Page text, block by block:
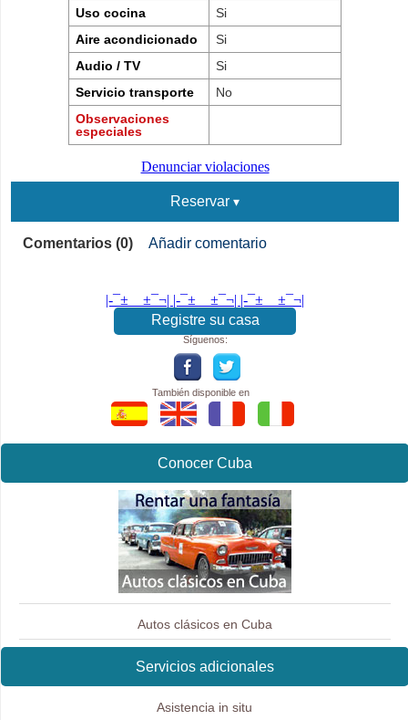
Uso cocina
Si
Aire acondicionado
Si
Audio / TV
Si
Servicio transporte
No
Observaciones
especiales
Denunciar violaciones
Reservar
Comentarios (0) Añadir comentario
|-¯±­__­±¯¬| |-¯±­__­±¯¬| |-¯±­__­±¯¬|
Registre su casa
Síguenos:
También disponible en
Conocer Cuba
Autos clásicos en Cuba
Servicios adicionales
Asistencia in situ